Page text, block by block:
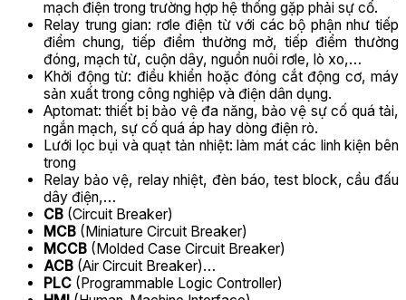
mạch điện trong trường hợp hệ thống gặp phải sự cố.
Relay trung gian: rơle điện từ với các bộ phận như tiếp
điểm chung, tiếp điểm thường mở, tiếp điểm thường
đóng, mạch từ, cuộn dây, nguồn nuôi rơle, lò xo,…
Khởi động từ: điều khiển hoặc đóng cắt động cơ, máy
sản xuất trong công nghiệp và điện dân dụng.
Aptomat: thiết bị bảo vệ đa năng, bảo vệ sự cố quá tải,
ngắn mạch, sự cố quá áp hay dòng điện rò.
Lưới lọc bụi và quạt tản nhiệt: làm mát các linh kiện bên
trong
Relay bảo vệ, relay nhiệt, đèn báo, test block, cầu đấu
dây điện,…
CB (Circuit Breaker)
MCB (Miniature Circuit Breaker)
MCCB (Molded Case Circuit Breaker)
ACB (Air Circuit Breaker)…
PLC (Programmable Logic Controller)